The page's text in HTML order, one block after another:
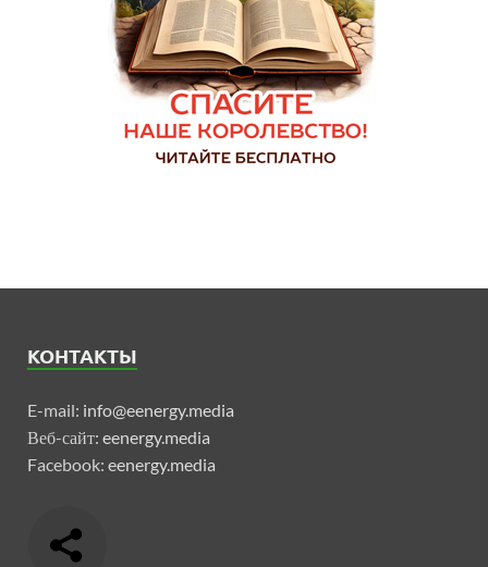
КОНТАКТЫ
E-mail: info@eenergy.media
Веб-сайт: eenergy.media
Facebook: eenergy.media